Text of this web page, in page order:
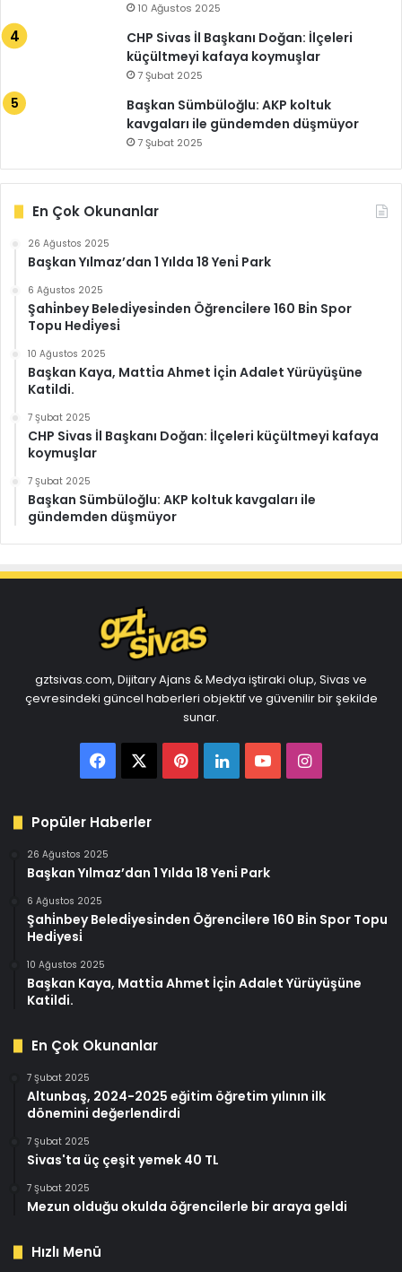
10 Ağustos 2025
CHP Sivas İl Başkanı Doğan: İlçeleri
küçültmeyi kafaya koymuşlar
7 Şubat 2025
Başkan Sümbüloğlu: AKP koltuk
kavgaları ile gündemden düşmüyor
7 Şubat 2025
En Çok Okunanlar
26 Ağustos 2025
Başkan Yılmaz’dan 1 Yılda 18 Yeni̇ Park
6 Ağustos 2025
Şahi̇nbey Beledi̇yesi̇nden Öğrenci̇lere 160 Bi̇n Spor
Topu Hedi̇yesi̇
10 Ağustos 2025
Başkan Kaya, Matti̇a Ahmet İçi̇n Adalet Yürüyüşüne
Katildi.
7 Şubat 2025
CHP Sivas İl Başkanı Doğan: İlçeleri küçültmeyi kafaya
koymuşlar
7 Şubat 2025
Başkan Sümbüloğlu: AKP koltuk kavgaları ile
gündemden düşmüyor
gztsivas.com, Dijitary Ajans & Medya iştiraki olup, Sivas ve
çevresindeki güncel haberleri objektif ve güvenilir bir şekilde
sunar.
FacebookPinterest
LinkedInYouTubeInstagram
Popüler Haberler
26 Ağustos 2025
Başkan Yılmaz’dan 1 Yılda 18 Yeni̇ Park
6 Ağustos 2025
Şahi̇nbey Beledi̇yesi̇nden Öğrenci̇lere 160 Bi̇n Spor Topu
Hedi̇yesi̇
10 Ağustos 2025
Başkan Kaya, Matti̇a Ahmet İçi̇n Adalet Yürüyüşüne
Katildi.
En Çok Okunanlar
7 Şubat 2025
Altunbaş, 2024-2025 eğitim öğretim yılının ilk
dönemini değerlendirdi
7 Şubat 2025
Sivas'ta üç çeşit yemek 40 TL
7 Şubat 2025
Mezun olduğu okulda öğrencilerle bir araya geldi
Hızlı Menü